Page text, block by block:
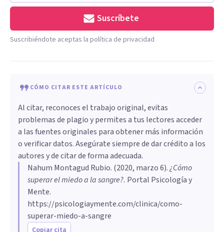
Suscríbete
Suscribiéndote aceptas la política de privacidad
CÓMO CITAR ESTE ARTÍCULO
Al citar, reconoces el trabajo original, evitas
problemas de plagio y permites a tus lectores acceder
a las fuentes originales para obtener más información
o verificar datos. Asegúrate siempre de dar crédito a los
autores y de citar de forma adecuada.
Nahum Montagud Rubio. (2020, marzo 6).¿Cómo
superar el miedo a la sangre?. Portal Psicología y
Mente.
https://psicologiaymente.com/clinica/como-
superar-miedo-a-sangre
Copiar cita